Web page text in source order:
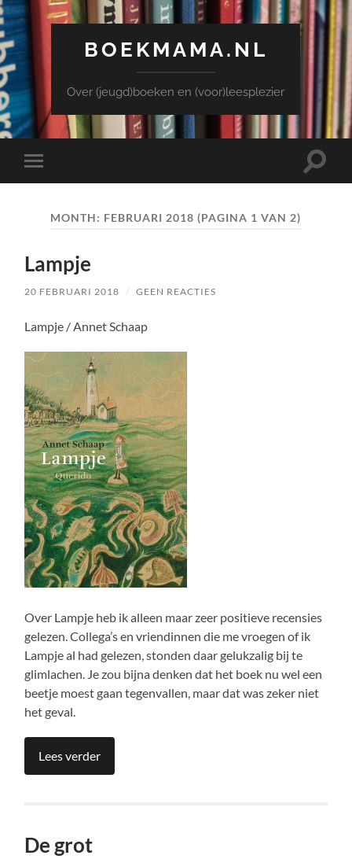
BOEKMAMA.NL
Over (jeugd)boeken en (voor)leesplezier
Toggle
mobiel
Toggle
MONTH: FEBRUARI 2018 (PAGINA 1 VAN 2)
Lampje
20 FEBRUARI 2018 / GEEN REACTIES
Lampje / Annet Schaap
Over Lampje heb ik alleen maar zeer positieve recensies
gelezen. Collega’s en vriendinnen die me vroegen of ik
Lampje al had gelezen, stonden daar gelukzalig bij te
glimlachen. Je zou bijna denken dat het boek nu wel een
beetje moest gaan tegenvallen, maar dat was zeker niet
het geval.
Lees verder
De grot